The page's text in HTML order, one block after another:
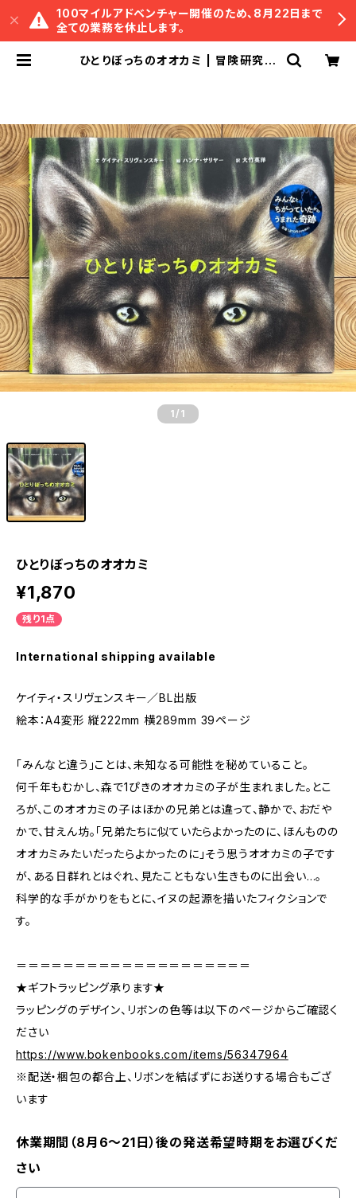
100マイルアドベンチャー開催のため、8月22日まで
全ての業務を休止します。
ひとりぼっちのオオカミ | 冒険研究所
1 /1
ひとりぼっちのオオカミ
¥1,870
残り1点
International shipping available
ケイティ・スリヴェンスキー／BL出版
絵本：A4変形 縦222mm 横289mm 39ページ
「みんなと違う」ことは、未知なる可能性を秘めていること。
何千年もむかし、森で1ぴきのオオカミの子が生まれました。とこ
ろが、このオオカミの子はほかの兄弟とは違って、静かで、おだや
かで、甘えん坊。「兄弟たちに似ていたらよかったのに、ほんものの
オオカミみたいだったらよかったのに」そう思うオオカミの子です
が、ある日群れとはぐれ、見たこともない生きものに出会い…。
科学的な手がかりをもとに、イヌの起源を描いたフィクションで
す。
＝＝＝＝＝＝＝＝＝＝＝＝＝＝＝＝＝＝＝＝
★ギフトラッピング承ります★
ラッピングのデザイン、リボンの色等は以下のページからご確認く
ださい
https://www.bokenbooks.com/items/56347964
※配送・梱包の都合上、リボンを結ばずにお送りする場合もござ
います
休業期間（8月6〜21日）後の発送希望時期をお選びくだ
さい